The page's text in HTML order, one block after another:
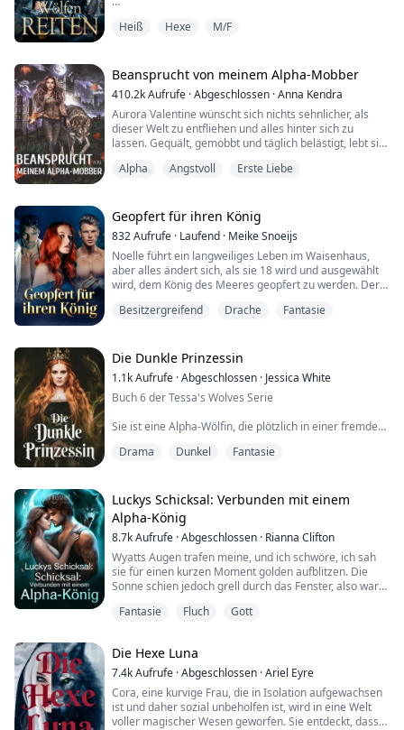
anderem zu öffnen, jemandem sein Herz zu schenken,
zu sein, die man Familie nennt“, sagte sie mir.
„Willst du damit sagen, dass wir unseren Brüdern nicht
h...
Heiß Hexe M/F
Beansprucht von meinem Alpha-Mobber
410.2kAufrufe ·Abgeschlossen ·Anna Kendra
Aurora Valentine wünscht sich nichts sehnlicher, als
dieser Welt zu entfliehen und alles hinter sich zu
lassen. Gequält, gemobbt und täglich belästigt, lebt sie
alkoholkranken Vaters, der sie gerne missbraucht. Ihre
oft belästigt. Das Einzige,...
Alpha Angstvoll Erste Liebe
Geopfert für ihren König
832Aufrufe · Laufend · Meike Snoeijs
Noelle führt ein langweiliges Leben im Waisenhaus,
aber alles ändert sich, als sie 18 wird und ausgewählt
wird, dem König des Meeres geopfert zu werden. Der
Freundlichkeit im Herzen sein. Jedes Jahr wählt er eine
ausgewählt wurde und was geschehen wir...
Besitzergreifend Drache Fantasie
Die Dunkle Prinzessin
1.1kAufrufe ·Abgeschlossen · Jessica White
Buch 6 der Tessa's Wolves Serie
Sie ist eine Alpha-Wölfin, die plötzlich in einer fremden,
uralter Hexenmeister mit einem üblen Ruf. Es ist eine
Als Gretchen Mason erfährt, dass sie niemals wieder
nach Hause zurückkehren kann, begibt sie sich auf eine
Rei...
Drama Dunkel Fantasie
Luckys Schicksal: Verbunden mit einem
Alpha-König
8.7kAufrufe ·Abgeschlossen · Rianna Clifton
Wyatts Augen trafen meine, und ich schwöre, ich sah
sie für einen kurzen Moment golden aufblitzen. Die
Sonne schien jedoch grell durch das Fenster, also war
würde mein Herz aus meiner Brust springen. Er sah
aus wie ein Filmstar, der dort mit der Morgensonne im
Rücken stand. Sein braunes Haar war etwas mehr...
Fantasie Fluch Gott
Die Hexe Luna
7.4kAufrufe ·Abgeschlossen ·Ariel Eyre
Cora, eine kurvige Frau, die in Isolation aufgewachsen
ist und daher sozial unbeholfen ist, wird in eine Welt
voller magischer Wesen geworfen. Sie entdeckt, dass